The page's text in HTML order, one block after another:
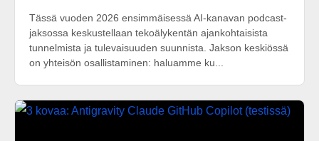
Tässä vuoden 2026 ensimmäisessä AI-kanavan podcast-
jaksossa keskustellaan tekoälykentän ajankohtaisista
tunnelmista ja tulevaisuuden suunnista. Jakson keskiössä
on yhteisön osallistaminen: haluamme ku...